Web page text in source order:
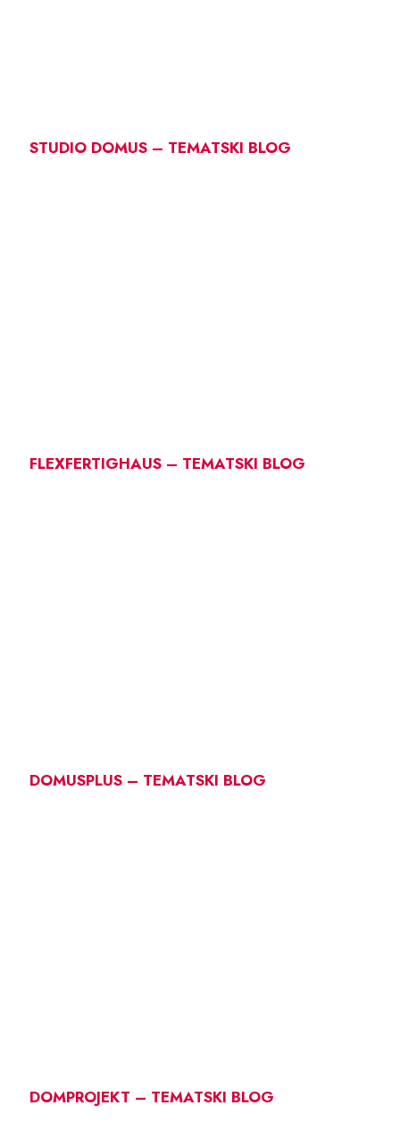
STUDIO DOMUS – TEMATSKI BLOG
FLEXFERTIGHAUS – TEMATSKI BLOG
DOMUSPLUS – TEMATSKI BLOG
DOMPROJEKT – TEMATSKI BLOG